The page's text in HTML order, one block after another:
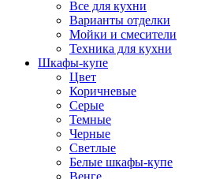
Все для кухни
Варианты отделки
Мойки и смесители
Техника для кухни
Шкафы-купе
Цвет
Коричневые
Серые
Темные
Черные
Светлые
Белые шкафы-купе
Венге